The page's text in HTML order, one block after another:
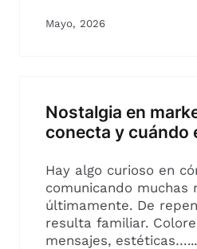
Mayo, 2026
Nostalgia en
conecta y cuándo
Hay algo curioso en
comunicando muchas
últimamente. De
resulta familiar.
mensajes, estéticas…...